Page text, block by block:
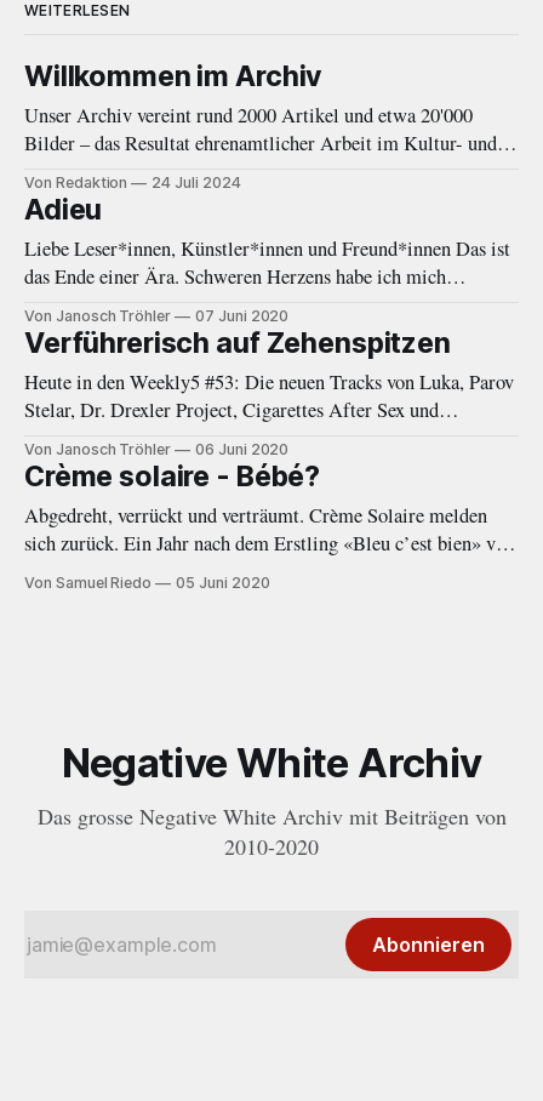
WEITERLESEN
Willkommen im Archiv
Unser Archiv vereint rund 2000 Artikel und etwa 20'000
Bilder – das Resultat ehrenamtlicher Arbeit im Kultur- und
Musikjournalismus von 2010 bis 2020. Eine Einleitung.
Von Redaktion 24 Juli 2024
Adieu
Liebe Leser*innen, Künstler*innen und Freund*innen Das ist
das Ende einer Ära. Schweren Herzens habe ich mich
entschieden, eine Auszeit von Negative White zu nehmen. In
den letzten Monaten fehlte mir immer öfter die Zeit und
Energie, welche diese Plattform gebraucht und verdient hätte.
Als das Online-Magazin
Von Janosch Tröhler 07 Juni 2020
Verführerisch auf Zehenspitzen
Heute in den Weekly5 #53: Die neuen Tracks von Luka, Parov
Stelar, Dr. Drexler Project, Cigarettes After Sex und
Woodkid.
Von Janosch Tröhler 06 Juni 2020
Crème solaire - Bébé?
Abgedreht, verrückt und verträumt. Crème Solaire melden
sich zurück. Ein Jahr nach dem Erstling «Bleu c’est bien» von
2019 folgt nun mit der EP «Bébé?» ein wort- und
Von Samuel Riedo 05 Juni 2020
Negative White Archiv
Das grosse Negative White Archiv mit Beiträgen von
2010-2020
Abonnieren